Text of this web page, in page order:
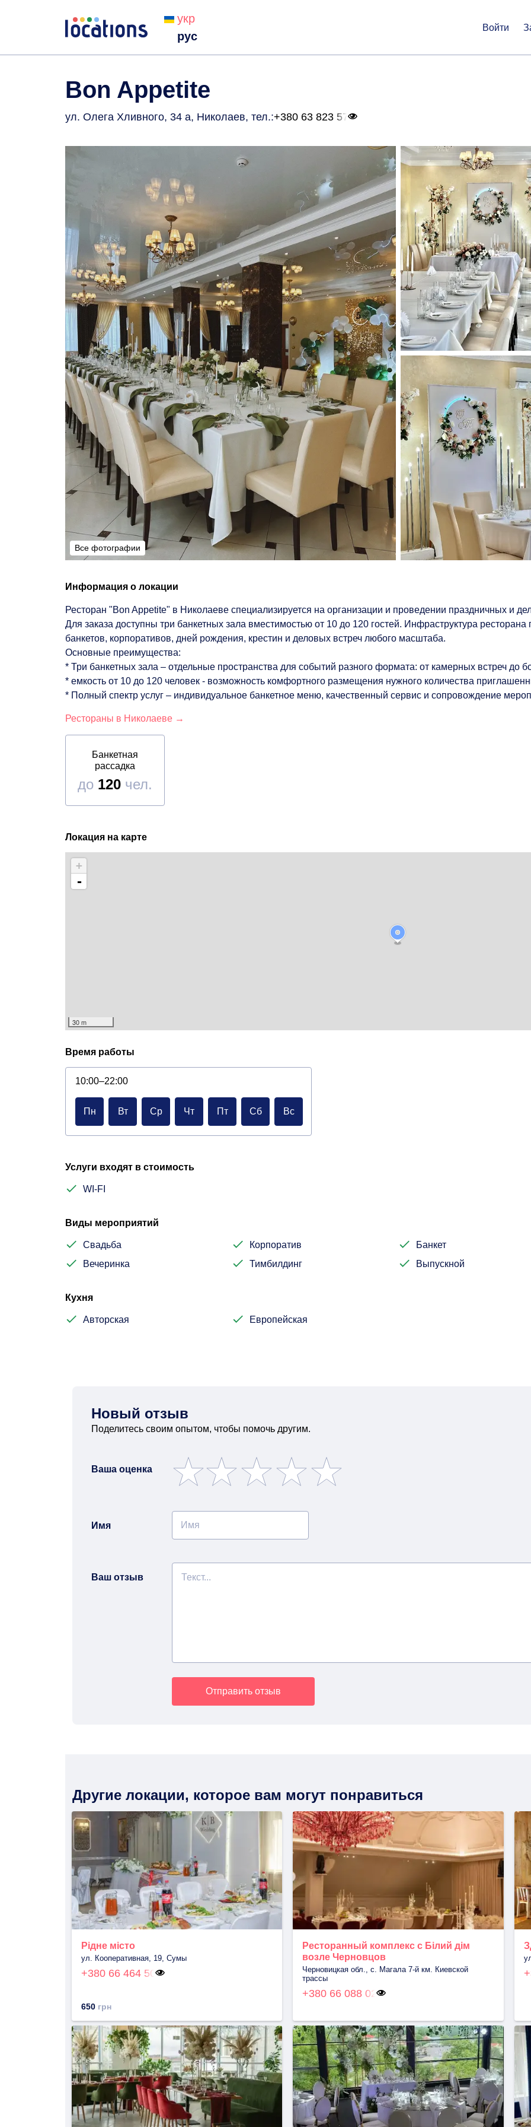
укр
рус
Войти
Bon Appetite
ул. Олега Хливного, 34 а, Николаев, тел.:+380 63 823 57
Все фотографии
Все фотографии
Информация о локации
Ресторан "Bon Appetite" в Николаеве специализируется на организации и проведении праздничных и
Для заказа доступны три банкетных зала вместимостью от 10 до 120 гостей. Инфраструктура
банкетов, корпоративов, дней рождения, крестин и деловых встреч любого масштаба.
Основные преимущества:
* Три банкетных зала – отдельные пространства для событий разного формата: от камерных встреч до
* емкость от 10 до 120 человек - возможность комфортного размещения нужного количества
* Полный спектр услуг – индивидуальное банкетное меню, качественный сервис и сопровождение
Рестораны в Николаеве →
Банкетная
рассадка
до 120 чел.
Локация на карте
+
-
30 m
Время работы
10:00–22:00
Пн Вт Ср Чт Пт Сб Вс
Услуги входят в стоимость
WI-FI
Виды мероприятий
Свадьба Корпоратив Банкет
Вечеринка
Тимбилдинг Выпускной
Кухня
Авторская Европейская
Новый отзыв
Поделитесь своим опытом, чтобы помочь другим.
Ваша оценка
Имя
Ваш отзыв
Отправить отзыв
Другие локации, которое вам могут понравиться
Рідне місто
ул. Кооперативная, 19, Сумы
+380 66 464 50
650 грн
Ресторанный комплекс с Білий дім
возле Черновцов
Черновицкая обл., с. Магала 7-й км. Киевской
трассы
+380 66 088 02